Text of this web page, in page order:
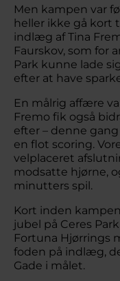
Men kampen var
heller ikke gå kort
indlæg af Tina
Faurskov, som for
Park kunne lade
efter at have
En målrig affære
Fremo fik også
efter – denne
en flot scoring.
velplaceret
modsatte hjørne,
minutters spil.
Kort inden
jubel på Ceres
Fortuna Hjørrings
foden på indlæg,
Gade i målet.